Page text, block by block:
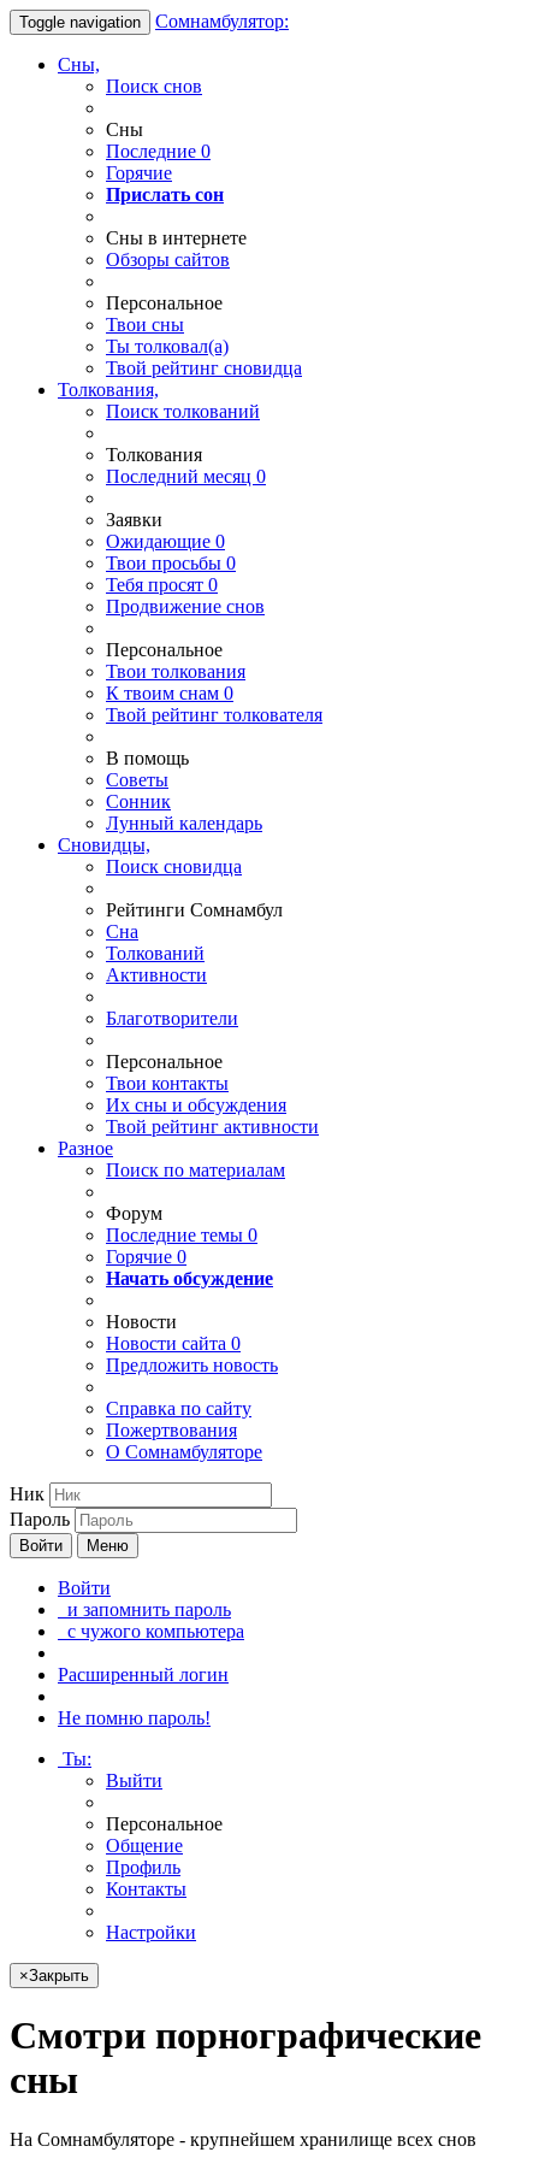
Toggle navigation Сомнамбулятор:
Сны,
Поиск снов
Сны
Последние 0
Горячие
Прислать сон
Сны в интернете
Обзоры сайтов
Персональное
Твои сны
Ты толковал(а)
Твой рейтинг сновидца
Толкования,
Поиск толкований
Толкования
Последний месяц 0
Заявки
Ожидающие 0
Твои просьбы 0
Тебя просят 0
Продвижение снов
Персональное
Твои толкования
К твоим снам 0
Твой рейтинг толкователя
В помощь
Советы
Сонник
Лунный календарь
Сновидцы,
Поиск сновидца
Рейтинги Сомнамбул
Сна
Толкований
Активности
Благотворители
Персональное
Твои контакты
Их сны и обсуждения
Твой рейтинг активности
Разное
Поиск по материалам
Форум
Последние темы 0
Горячие 0
Начать обсуждение
Новости
Новости сайта 0
Предложить новость
Справка по сайту
Пожертвования
О Сомнамбуляторе
Ник
Пароль
Войти Меню
Войти
и запомнить пароль
с чужого компьютера
Расширенный логин
Не помню пароль!
Ты:
Выйти
Персональное
Общение
Профиль
Контакты
Настройки
×Закрыть
Смотри порнографические
сны
На Сомнамбуляторе - крупнейшем хранилище всех снов